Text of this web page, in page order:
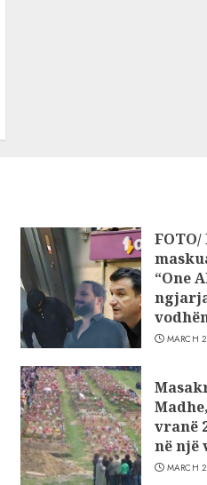
FOTO/
“One
MARCH
vranë
në një
MARCH